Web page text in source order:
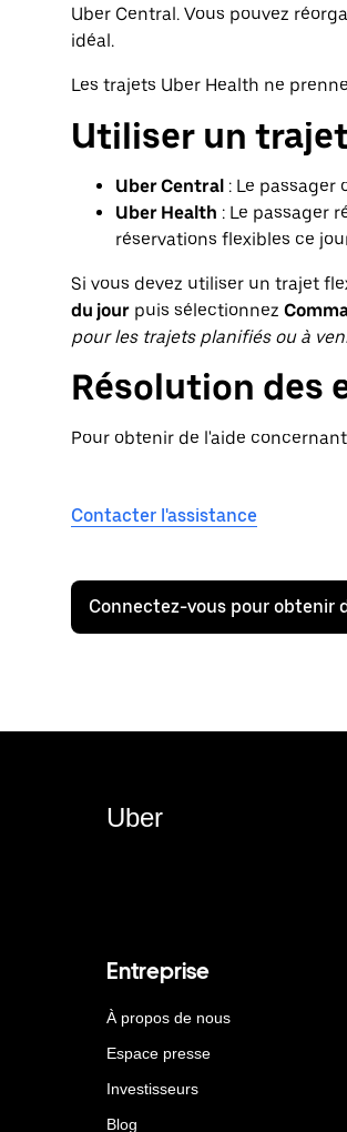
Uber Central. Vous pouvez
idéal.
Les trajets Uber Health ne
Utiliser un
Uber Central : Le passager
Uber Health : Le passager
réservations flexibles ce
Si vous devez utiliser un trajet
du jour puis sélectionnez
pour les trajets planifiés ou à
Résolution des
Pour obtenir de l'aide
Contacter l'assistance
Connectez-vous pour obtenir
Uber
Entreprise
À propos de nous
Espace presse
Investisseurs
Blog